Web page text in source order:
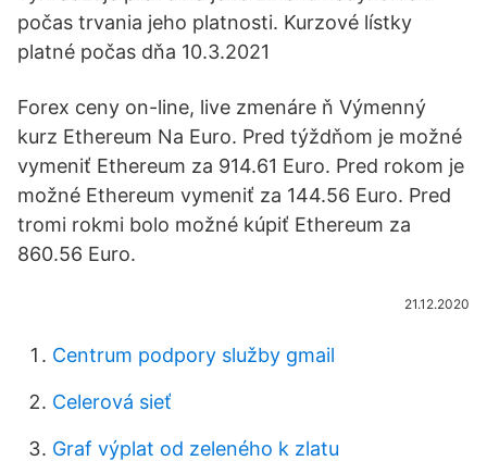
počas trvania jeho platnosti. Kurzové lístky
platné počas dňa 10.3.2021
Forex ceny on-line, live zmenáre ň Výmenný
kurz Ethereum Na Euro. Pred týždňom je možné
vymeniť Ethereum za 914.61 Euro. Pred rokom je
možné Ethereum vymeniť za 144.56 Euro. Pred
tromi rokmi bolo možné kúpiť Ethereum za
860.56 Euro.
21.12.2020
Centrum podpory služby gmail
Celerová sieť
Graf výplat od zeleného k zlatu